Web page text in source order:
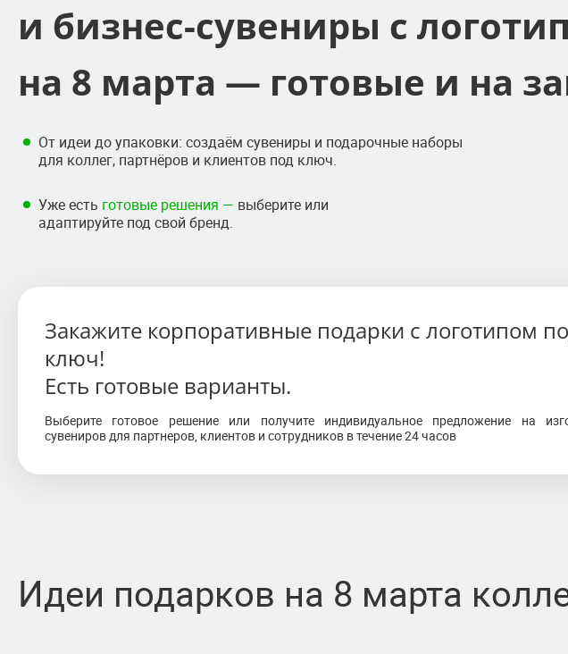
и бизнес-сувениры с
на 8 марта — готовые и на
От идеи до упаковки: создаём сувениры и подарочные наборы
для коллег, партнёров и клиентов под ключ.
Уже есть готовые решения — выберите или
адаптируйте под свой бренд.
Закажите корпоративные подарки с логотипом
ключ!
Есть готовые варианты.
Выберите готовое решение или получите индивидуальное предложение на
сувениров для партнеров, клиентов и сотрудников в течение 24 часов
Идеи подарков на 8 марта